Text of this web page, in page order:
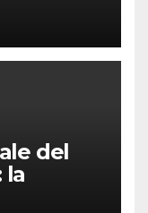
del
la